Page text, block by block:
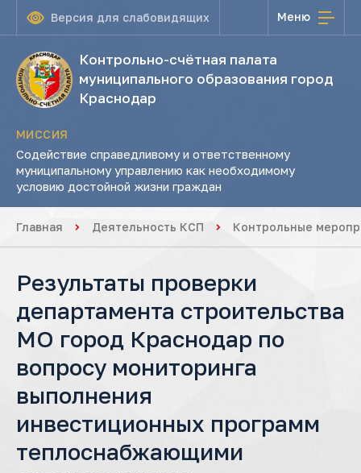
Версия для слабовидящих Меню
Контрольно-счётная палата
муниципального образования город
Краснодар
МИССИЯ
Содействие справедливому и ответственному
муниципальному управлению как необходимому
условию достойной жизни граждан
Главная Деятельность КСП Контрольные
Результаты проверки
департамента строительства
МО город Краснодар по
вопросу мониторинга
выполнения
инвестиционных программ
теплоснабжающими